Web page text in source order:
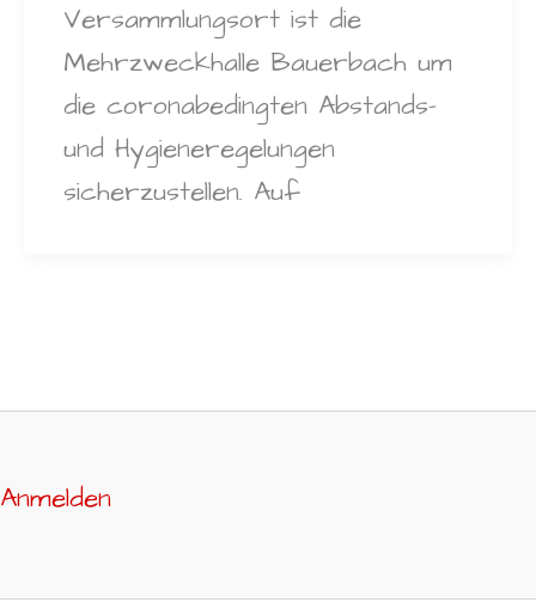
Versammlungsort ist die
Mehrzweckhalle Bauerbach um
die coronabedingten Abstands-
und Hygieneregelungen
sicherzustellen. Auf
Anmelden